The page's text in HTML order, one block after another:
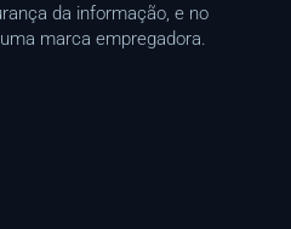
da informação, e no
marca empregadora.